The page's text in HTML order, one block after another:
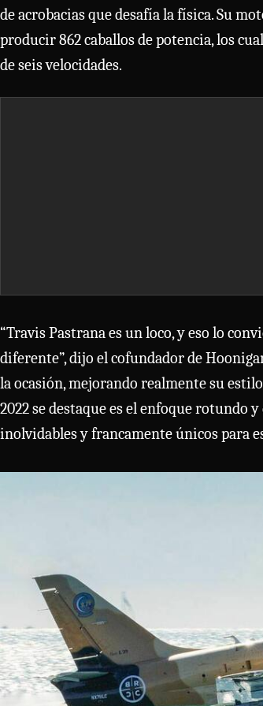
de acrobacias que desafía la física. Su
producir 862 caballos de potencia, los
de seis velocidades.
“Travis Pastrana es un loco, y eso lo
diferente”, dijo el cofundador de
la ocasión, mejorando realmente su
2022 se destaque es el enfoque rotundo
inolvidables y francamente únicos para